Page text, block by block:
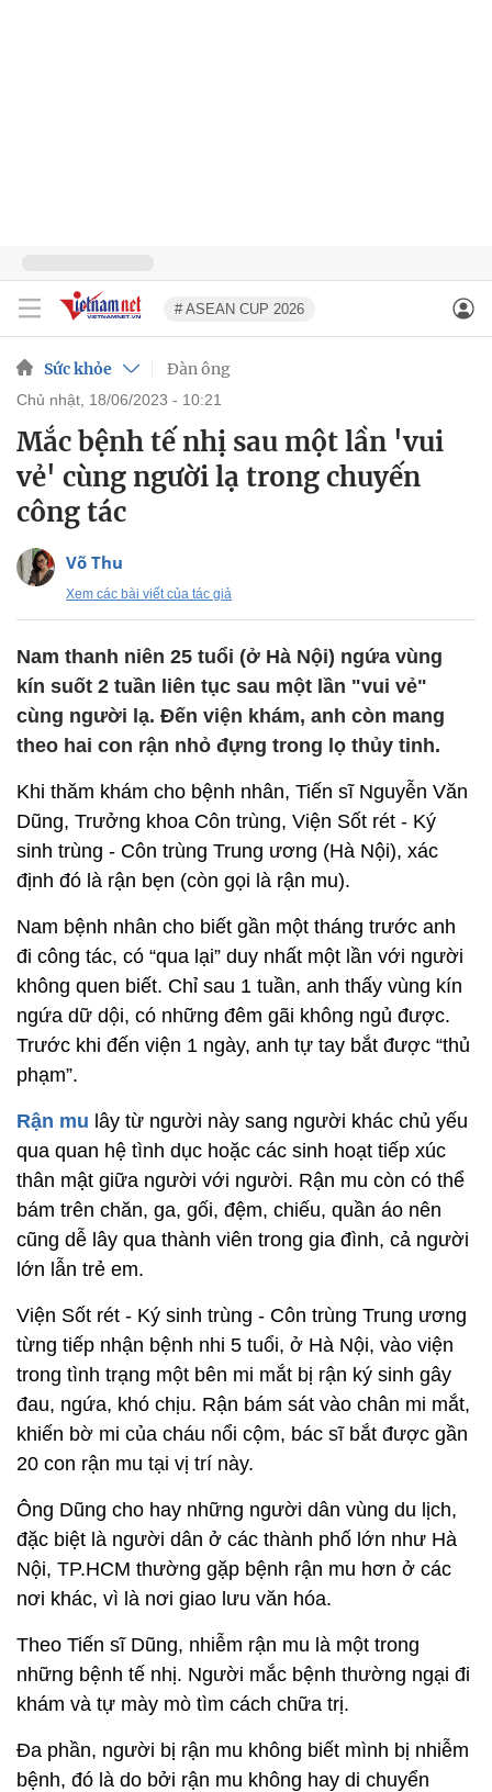
# ASEAN CUP 2026
Sức khỏe Đàn ông
chủ nhật, 18/06/2023 - 10:21
Mắc bệnh tế nhị sau một lần 'vui
vẻ' cùng người lạ trong chuyến
công tác
Võ Thu
Xem các bài viết của tác giả
Nam thanh niên 25 tuổi (ở Hà Nội) ngứa vùng
kín suốt 2 tuần liên tục sau một lần "vui vẻ"
cùng người lạ. Đến viện khám, anh còn mang
theo hai con rận nhỏ đựng trong lọ thủy tinh.
Khi thăm khám cho bệnh nhân, Tiến sĩ Nguyễn Văn
Dũng, Trưởng khoa Côn trùng, Viện Sốt rét - Ký
sinh trùng - Côn trùng Trung ương (Hà Nội), xác
định đó là rận bẹn (còn gọi là rận mu).
Nam bệnh nhân cho biết gần một tháng trước anh
đi công tác, có “qua lại” duy nhất một lần với người
không quen biết. Chỉ sau 1 tuần, anh thấy vùng kín
ngứa dữ dội, có những đêm gãi không ngủ được.
Trước khi đến viện 1 ngày, anh tự tay bắt được “thủ
phạm”.
Rận mu lây từ người này sang người khác chủ yếu
qua quan hệ tình dục hoặc các sinh hoạt tiếp xúc
thân mật giữa người với người. Rận mu còn có thể
bám trên chăn, ga, gối, đệm, chiếu, quần áo nên
cũng dễ lây qua thành viên trong gia đình, cả người
lớn lẫn trẻ em.
Viện Sốt rét - Ký sinh trùng - Côn trùng Trung ương
từng tiếp nhận bệnh nhi 5 tuổi, ở Hà Nội, vào viện
trong tình trạng một bên mi mắt bị rận ký sinh gây
đau, ngứa, khó chịu. Rận bám sát vào chân mi mắt,
khiến bờ mi của cháu nổi cộm, bác sĩ bắt được gần
20 con rận mu tại vị trí này.
Ông Dũng cho hay những người dân vùng du lịch,
đặc biệt là người dân ở các thành phố lớn như Hà
Nội, TP.HCM thường gặp bệnh rận mu hơn ở các
nơi khác, vì là nơi giao lưu văn hóa.
Theo Tiến sĩ Dũng, nhiễm rận mu là một trong
những bệnh tế nhị. Người mắc bệnh thường ngại đi
khám và tự mày mò tìm cách chữa trị.
Đa phần, người bị rận mu không biết mình bị nhiễm
bệnh, đó là do bởi rận mu không hay di chuyển